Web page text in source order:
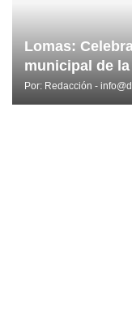
Lomas:
municipal de
Por: Redacción -